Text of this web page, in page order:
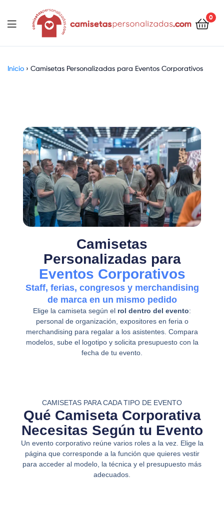
Camisetaspersonalizadas.com
0
Inicio › Camisetas Personalizadas para Eventos Corporativos
Camisetas
Personalizadas para
Eventos Corporativos
Staff, ferias, congresos y merchandising
de marca en un mismo pedido
Elige la camiseta según el rol dentro del evento:
personal de organización, expositores en feria o
merchandising para regalar a los asistentes. Compara
modelos, sube el logotipo y solicita presupuesto con la
fecha de tu evento.
CAMISETAS PARA CADA TIPO DE EVENTO
Qué Camiseta Corporativa
Necesitas Según tu Evento
Un evento corporativo reúne varios roles a la vez. Elige la
página que corresponde a la función que quieres vestir
para acceder al modelo, la técnica y el presupuesto más
adecuados.